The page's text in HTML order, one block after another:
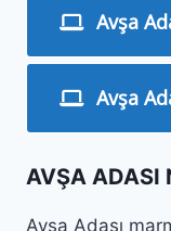
Avşa
Avşa
AVŞA ADASI
Avşa Adası